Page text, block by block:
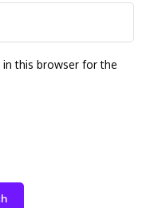
in this browser for the